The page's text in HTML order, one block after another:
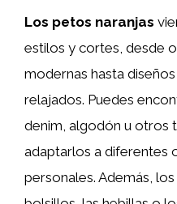
Los petos naranjas
estilos y cortes, desde
modernas hasta
relajados. Puedes
denim, algodón u otros
adaptarlos a diferentes
personales. Además,